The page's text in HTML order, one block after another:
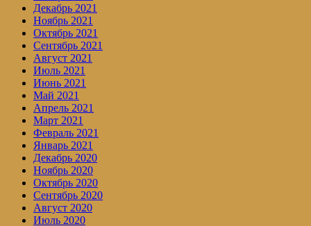
Декабрь 2021
Ноябрь 2021
Октябрь 2021
Сентябрь 2021
Август 2021
Июль 2021
Июнь 2021
Май 2021
Апрель 2021
Март 2021
Февраль 2021
Январь 2021
Декабрь 2020
Ноябрь 2020
Октябрь 2020
Сентябрь 2020
Август 2020
Июль 2020